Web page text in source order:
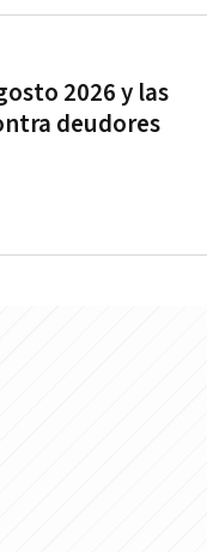
2026 y las
deudores